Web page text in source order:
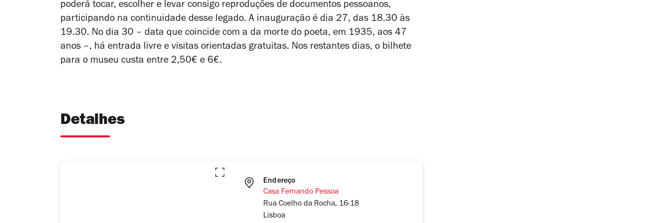
poderá tocar, escolher e levar consigo reproduções de documentos pessoanos,
participando na continuidade desse legado. A inauguração é dia 27, das 18.30 às
19.30. No dia 30 – data que coincide com a da morte do poeta, em 1935, aos 47
anos –, há entrada livre e visitas orientadas gratuitas. Nos restantes dias, o bilhete
para o museu custa entre 2,50€ e 6€.
Detalhes
Endereço
Casa Fernando Pessoa
Rua Coelho da Rocha, 16-18
Lisboa